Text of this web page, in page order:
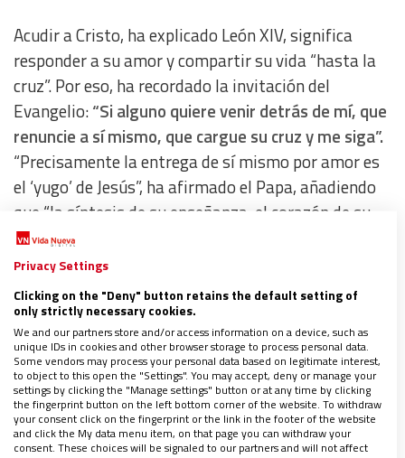
Acudir a Cristo, ha explicado León XIV, significa
responder a su amor y compartir su vida “hasta la
cruz”. Por eso, ha recordado la invitación del
Evangelio:“Si alguno quiere venir detrás de mí, que
renuncie a sí mismo, que cargue su cruz y me siga”.
“Precisamente la entrega de sí mismo por amor es
el ‘yugo’ de Jesús”, ha afirmado el Papa, añadiendo
que “la síntesis de su enseñanza, el corazón de su
sabiduría, ardiente de caridad hacia todos”.
El Papa se ha preguntado entonces cómo puede ser
“ligero” y “suave” el peso de la cruz, respondiendo
que Cristo no deja solo al ser humano ante aquello
que lo abate.“El Señor lo lleva primero y junto con
todos nosotros”, ha explicado. Como “auténtico
maestro”, Jesús se hace cargo de la humanidad
herida por el mal para cuidarla. Por eso, la sabiduría
Privacy Settings
Clicking on the "Deny" button retains the default setting of
only strictly necessary cookies.
We and our partners store and/or access information on a device, such as
unique IDs in cookies and other browser storage to process personal data.
Some vendors may process your personal data based on legitimate interest,
to object to this open the "Settings". You may accept, deny or manage your
settings by clicking the "Manage settings" button or at any time by clicking
the fingerprint button on the left bottom corner of the website. To withdraw
your consent click on the fingerprint or the link in the footer of the website
and click the My data menu item, on that page you can withdraw your
consent. These choices will be signaled to our partners and will not affect